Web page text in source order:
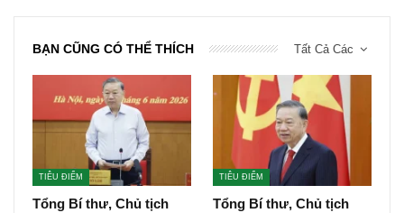
Tất Cả Các
BẠN CŨNG CÓ THỂ THÍCH
TIÊU ĐIỂM
Tổng Bí thư, Chủ tịch
TIÊU ĐIỂM
Tổng Bí thư, Chủ tịch